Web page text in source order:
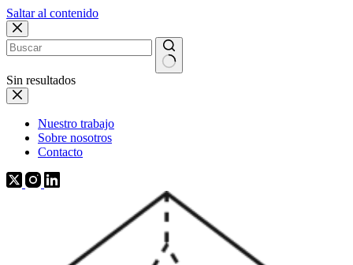
Saltar al contenido
Sin resultados
Nuestro trabajo
Sobre nosotros
Contacto